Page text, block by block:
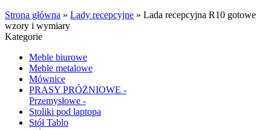
Strona główna » Lady recepcyjne » Lada recepcyjna R10 gotowe
wzory i wymiary
Kategorie
Meble biurowe
Meble metalowe
Mównice
PRASY PRÓŻNIOWE -
Przemysłowe -
Stoliki pod laptopa
Stół Tablo